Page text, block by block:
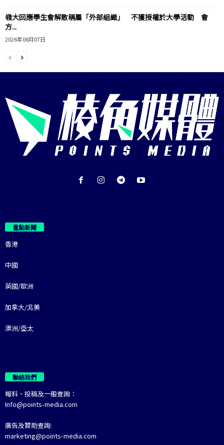
嶺大回應學生會解散稱屬「外部組織」 不獲授權於大學活動 會
方...
2026年08月07日
重點新聞
香港
中國
英國/歐洲
加拿大/北美
澳洲/亞太
聯絡我們
報料、投稿及一般查詢：
Info@points-media.com
廣告及贊助查詢:
marketing@points-media.com